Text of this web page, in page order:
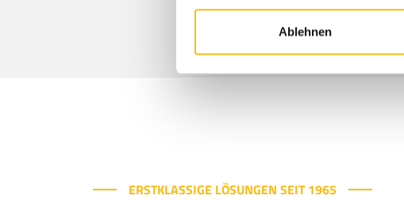
Ablehnen
ERSTKLASSIGE LÖSUNGEN SEIT 1965